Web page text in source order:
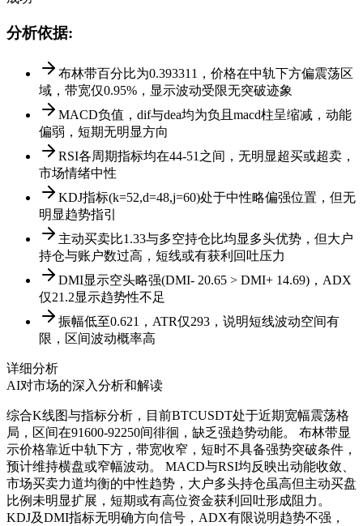
分析依据:
布林带百分比为0.393311，价格在中轨下方偏震荡区
域，带宽仅0.95%，显示波动受限无突破迹象
MACD负值，dif与dea均为负且macd柱呈缩减，动能
偏弱，短期无明显方向
RSI各周期指标均在44-51之间，无明显超买或超卖，
市场情绪中性
KDJ指标(k=52,d=48,j=60)处于中性略偏强位置，但无
明显趋势指引
主动买卖比1.33与多空持仓比均显多头优势，但大户
持仓与账户数过高，短线或有获利回吐压力
DMI显示空头略强(DMI- 20.65 > DMI+ 14.69)，ADX
仅21.2显示趋势性不足
振幅低至0.621，ATR仅293，说明短线波动空间有
限，区间波动概率高
详细分析
AI对市场的深入分析和解读
综合K线图与指标分析，目前BTCUSDT处于近期宽幅震荡格
局，区间在91600-92250间徘徊，缺乏强趋势动能。 布林带显
示价格靠近中轨下方，带宽收窄，短时不具备强势突破条件，
预计维持横盘或窄幅波动。 MACD与RSI均反映出动能收敛、
市场买卖力道均衡的中性趋势，大户多头持仓虽高但主动买盘
比例未明显扩展，短期或有高位资金获利回吐形成阻力。
KDJ及DMI指标无明确方向信号，ADX有限说明趋势不强，